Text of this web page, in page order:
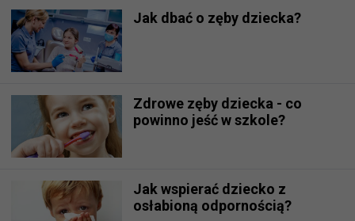
Jak dbać o zęby dziecka?
Zdrowe zęby dziecka - co
powinno jeść w szkole?
Jak wspierać dziecko z
osłabioną odpornością?